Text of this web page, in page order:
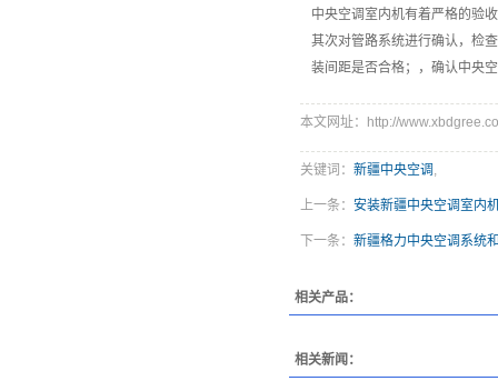
中央空调室内机有着严格的验
其次对管路系统进行确认，检
装间距是否合格；，确认中央
本文网址：http://
关键词： 新疆中央空调 ,
上一条： 安装新疆中央空调室内
下一条： 新疆格力中央空调系统
相关产品：
相关新闻：